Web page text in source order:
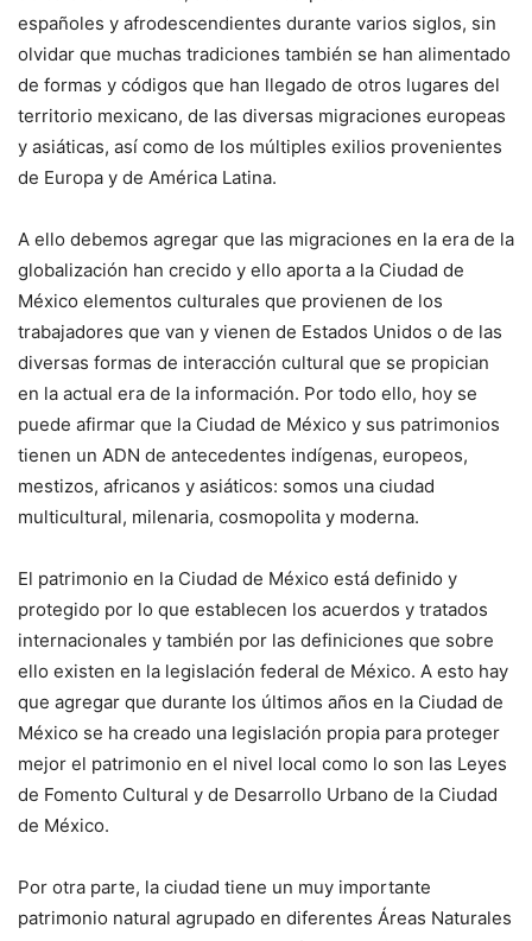
españoles y afrodescendientes durante varios siglos, sin
olvidar que muchas tradiciones también se han alimentado
de formas y códigos que han llegado de otros lugares del
territorio mexicano, de las diversas migraciones europeas
y asiáticas, así como de los múltiples exilios provenientes
de Europa y de América Latina.
A ello debemos agregar que las migraciones en la era de la
globalización han crecido y ello aporta a la Ciudad de
México elementos culturales que provienen de los
trabajadores que van y vienen de Estados Unidos o de las
diversas formas de interacción cultural que se propician
en la actual era de la información. Por todo ello, hoy se
puede afirmar que la Ciudad de México y sus patrimonios
tienen un ADN de antecedentes indígenas, europeos,
mestizos, africanos y asiáticos: somos una ciudad
multicultural, milenaria, cosmopolita y moderna.
El patrimonio en la Ciudad de México está definido y
protegido por lo que establecen los acuerdos y tratados
internacionales y también por las definiciones que sobre
ello existen en la legislación federal de México. A esto hay
que agregar que durante los últimos años en la Ciudad de
México se ha creado una legislación propia para proteger
mejor el patrimonio en el nivel local como lo son las Leyes
de Fomento Cultural y de Desarrollo Urbano de la Ciudad
de México.
Por otra parte, la ciudad tiene un muy importante
patrimonio natural agrupado en diferentes Áreas Naturales